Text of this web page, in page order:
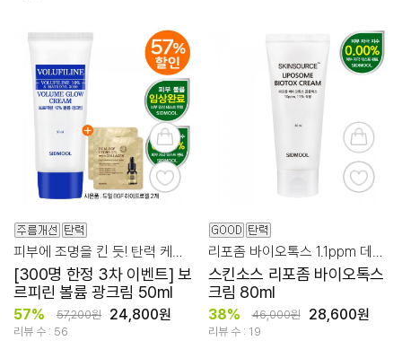
[300명 한정 3차 이벤트] 보
르피린 볼륨 광크림 50ml
57% 57,200원 24,800원
리뷰 수 : 56
스킨소스 리포좀 바이오톡스
크림 80ml
38% 46,000원 28,600원
리뷰 수 : 19